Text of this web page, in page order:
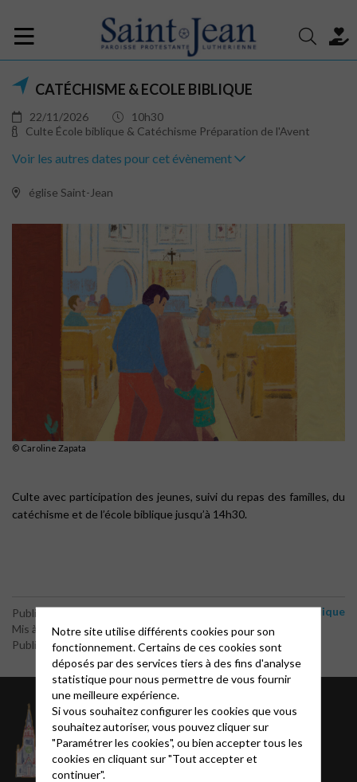
CATÉCHISME & ECOLE BIBLIQUE
22/11/2026
10h30
Culte École biblique & Catéchisme Préparation de l'Avent
Voir les autres dates pour cet évènement
église Saint-Jean
© Caroline Zapata
Culte avec participation des jeunes, suivi du repas des familles, du
catéchisme et de l’école biblique jusqu’à 14h30.
Publié le 4 février 2026
Mis à jour le 19 juillet 2026
Publié par le webmaster
Catéchisme - école biblique
À propos
Conseil Presbytéral
La pasteur
Notre site utilise différents cookies pour son
fonctionnement. Certains de ces cookies sont
déposés par des services tiers à des fins d'analyse
statistique pour nous permettre de vous fournir
une meilleure expérience.
Si vous souhaitez configurer les cookies que vous
souhaitez autoriser, vous pouvez cliquer sur
"Paramétrer les cookies", ou bien accepter tous les
cookies en cliquant sur "Tout accepter et
continuer".